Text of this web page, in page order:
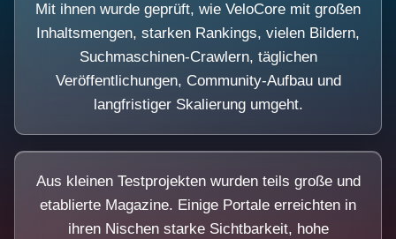
Mit ihnen wurde geprüft, wie VeloCore mit großen
Inhaltsmengen, starken Rankings, vielen Bildern,
Suchmaschinen-Crawlern, täglichen
Veröffentlichungen, Community-Aufbau und
langfristiger Skalierung umgeht.
Aus kleinen Testprojekten wurden teils große und
etablierte Magazine. Einige Portale erreichten in
ihren Nischen starke Sichtbarkeit, hohe